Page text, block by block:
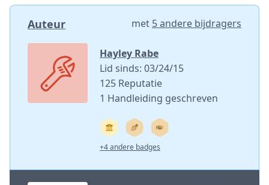
Auteur met 5 andere bijdragers
Hayley Rabe
Lid sinds: 03/24/15
125 Reputatie
1 Handleiding geschreven
+4 andere badges